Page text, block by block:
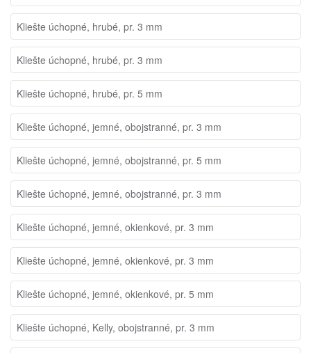
Kliešte úchopné, hrubé, pr. 3 mm
Kliešte úchopné, hrubé, pr. 3 mm
Kliešte úchopné, hrubé, pr. 5 mm
Kliešte úchopné, jemné, obojstranné, pr. 3 mm
Kliešte úchopné, jemné, obojstranné, pr. 5 mm
Kliešte úchopné, jemné, obojstranné, pr. 3 mm
Kliešte úchopné, jemné, okienkové, pr. 3 mm
Kliešte úchopné, jemné, okienkové, pr. 3 mm
Kliešte úchopné, jemné, okienkové, pr. 5 mm
Kliešte úchopné, Kelly, obojstranné, pr. 3 mm